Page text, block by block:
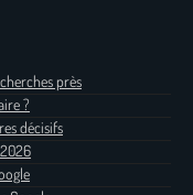
près
?
décisifs